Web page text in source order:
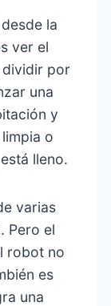
la
ver el
dividir por
una
y
o
lleno.
varias
Pero el
robot no
es
una